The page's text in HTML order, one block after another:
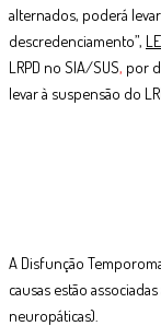
alternados, poderá
descredenciamento”,
LRPD no SIA/SUS, por
levar à suspensão do
A Disfunção
causas estão
neuropáticas).